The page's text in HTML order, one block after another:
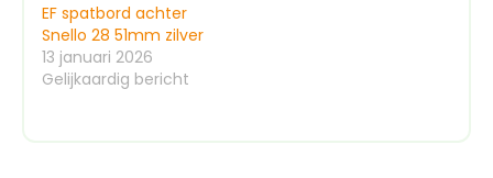
EF spatbord achter
Snello 28 51mm zilver
13 januari 2026
Gelijkaardig bericht